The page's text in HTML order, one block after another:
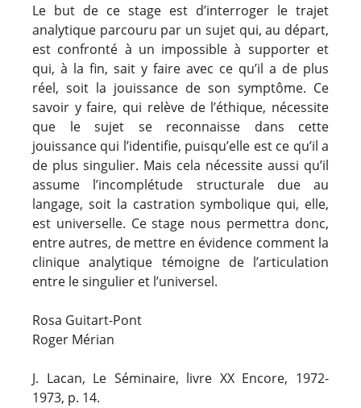
Le but de ce stage est d’interroger le trajet
analytique parcouru par un sujet qui, au départ,
est confronté à un impossible à supporter et
qui, à la fin, sait y faire avec ce qu’il a de plus
réel, soit la jouissance de son symptôme. Ce
savoir y faire, qui relève de l’éthique, nécessite
que le sujet se reconnaisse dans cette
jouissance qui l’identifie, puisqu’elle est ce qu’il a
de plus singulier. Mais cela nécessite aussi qu’il
assume l’incomplétude structurale due au
langage, soit la castration symbolique qui, elle,
est universelle. Ce stage nous permettra donc,
entre autres, de mettre en évidence comment la
clinique analytique témoigne de l’articulation
entre le singulier et l’universel.
Rosa Guitart-Pont
Roger Mérian
J. Lacan, Le Séminaire, livre XX Encore, 1972-
1973, p. 14.